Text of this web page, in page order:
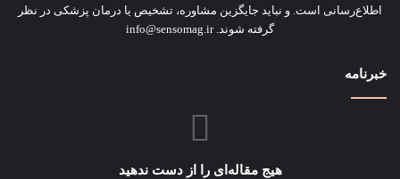
اطلاع‌رسانی است. و نباید جایگزین مشاوره‌، تشخیص یا درمان پزشکی در نظر
گرفته شوند. info@sensomag.ir
خبرنامه
هیج مقاله‌ای را از دست ندهید